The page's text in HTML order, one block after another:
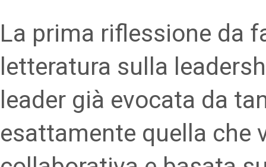
La prima riflessione da
letteratura sulla
leader già evocata da
esattamente quella che